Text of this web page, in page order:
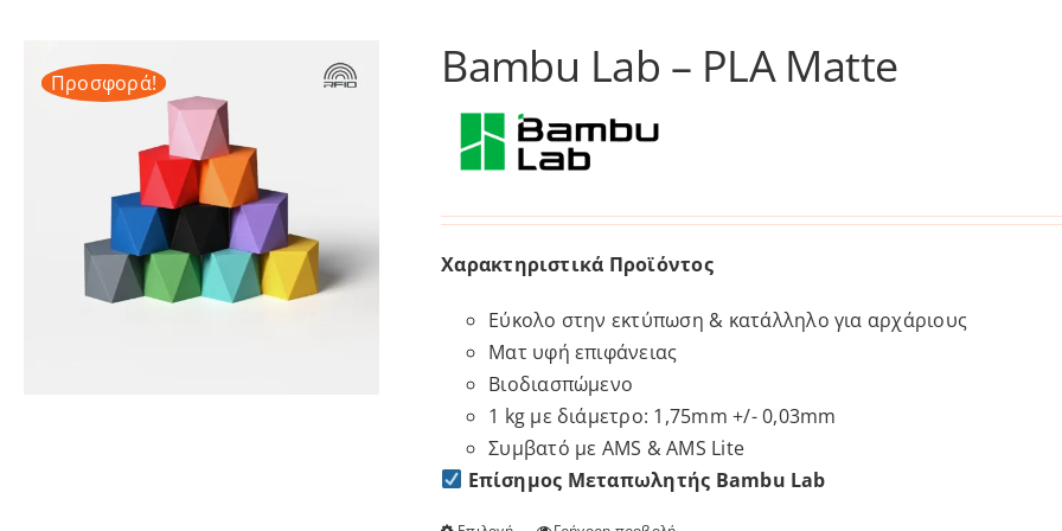
παραλλαγές.
επιλογές
μπορούν
επιλεγούν
στη
του
προϊόντος
Προσφορά! Bambu Lab – PLA Matte
Χαρακτηριστικά Προϊόντος
Εύκολο στην εκτύπωση & κατάλληλο για αρχάριους
Ματ υφή επιφάνειας
Βιοδιασπώμενο
1 kg με διάμετρο: 1,75mm +/- 0,03mm
Συμβατό με AMS & AMS Lite
Επίσημος Μεταπωλητής Bambu Lab